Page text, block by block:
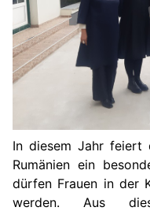
In diesem Jahr feiert
Rumänien ein
dürfen Frauen in der
werden. Aus